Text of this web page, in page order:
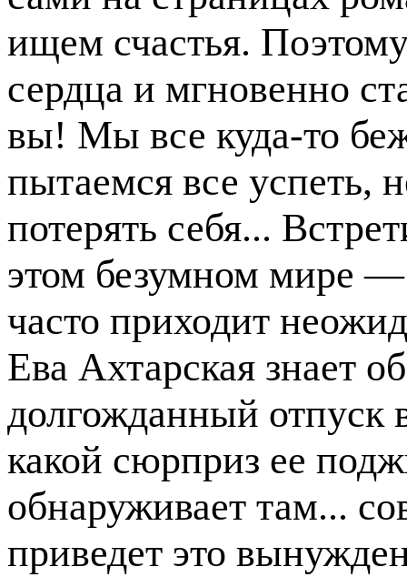
ищем счастья.
сердца и мгновенно
вы! Мы все куда-то
пытаемся все успеть,
потерять себя...
этом безумном мире —
часто приходит
Ева Ахтарская знает
долгожданный отпуск
какой сюрприз ее
обнаруживает там...
приведет это